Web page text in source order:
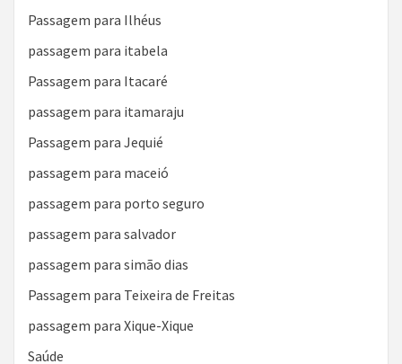
Passagem para Ilhéus
passagem para itabela
Passagem para Itacaré
passagem para itamaraju
Passagem para Jequié
passagem para maceió
passagem para porto seguro
passagem para salvador
passagem para simão dias
Passagem para Teixeira de Freitas
passagem para Xique-Xique
Saúde